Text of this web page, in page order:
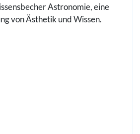
Astronomie, eine
von Ästhetik und Wissen.